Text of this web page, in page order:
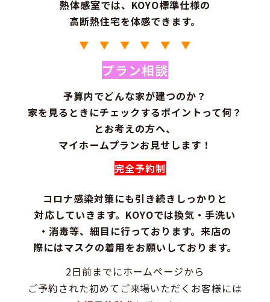
熱体感室では、KOYO標準仕様の
高断熱住宅を体感できます。
▼ ▼ ▼ ▼ ▼ ▼
プラン相談
予算内でどんな家が建つのか？
家を見るときにチェックするポイントって何？
とお考えの方へ、
マイホームプランお見せします！
完全予約制
コロナ感染対策にも引き続きしっかりと
対応していきます。KOYOでは換気・手洗い
・消毒等、細目に行っております。来店の
際にはマスクの着用をお願いしております。
2日前までにホームページから
ご予約された初めてご来場いただくお客様には